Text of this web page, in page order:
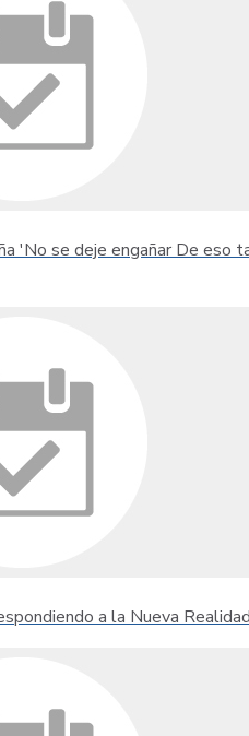
'No se deje engañar De eso
a la Nueva